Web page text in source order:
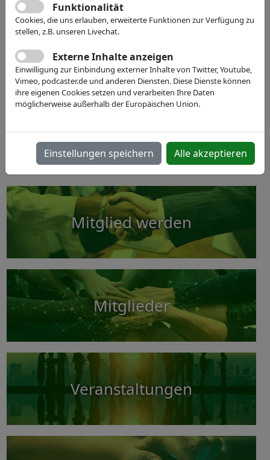
Europäische Leitmesse für autonome Technologien
& Robotik. ⚙️ 🤖
Werden Sie Teil der XPONENTIAL Europe 2027
Geschäftsfelder!
Mitglied werden
Mitglieder
Veranstaltungen
Funktionalität
Cookies, die uns erlauben, erweiterte Funktionen zur Verfügung zu
stellen, z.B. unseren Livechat.
Externe Inhalte anzeigen
Einwilligung zur Einbindung externer Inhalte von Twitter, Youtube,
Vimeo, podcaster.de und anderen Diensten. Diese Dienste können
ihre eigenen Cookies setzen und verarbeiten Ihre Daten
möglicherweise außerhalb der Europäischen Union.
Einstellungen speichern Alle akzeptieren